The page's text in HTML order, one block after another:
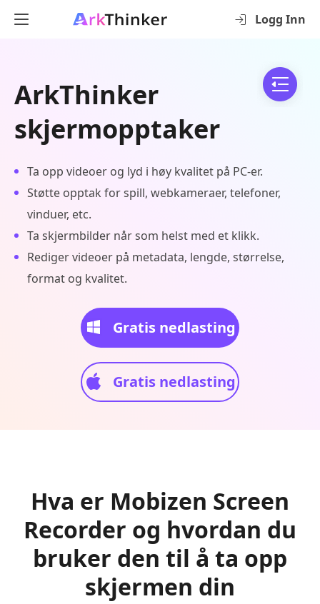
Logg Inn
ArkThinker
skjermopptaker
Ta opp videoer og lyd i høy kvalitet på PC-er.
Støtte opptak for spill, webkameraer, telefoner,
vinduer, etc.
Ta skjermbilder når som helst med et klikk.
Rediger videoer på metadata, lengde, størrelse,
format og kvalitet.
Gratis nedlasting
Gratis nedlasting
Hva er Mobizen Screen
Recorder og hvordan du
bruker den til å ta opp
skjermen din